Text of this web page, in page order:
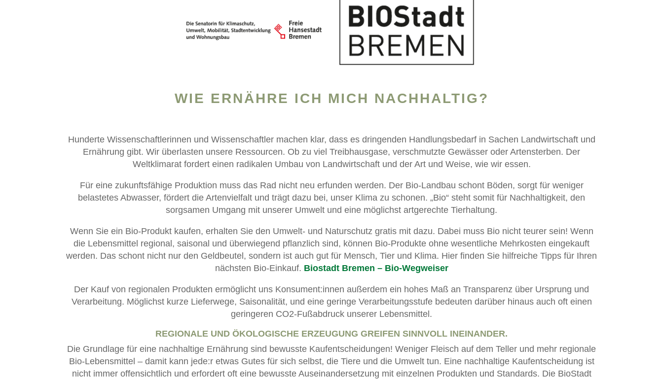
WIE ERNÄHRE ICH MICH NACHHALTIG?
Hunderte Wissenschaftlerinnen und Wissenschaftler machen klar, dass es dringenden Handlungsbedarf in Sachen Landwirtschaft und
Ernährung gibt. Wir überlasten unsere Ressourcen. Ob zu viel Treibhausgase, verschmutzte Gewässer oder Artensterben. Der
Weltklimarat fordert einen radikalen Umbau von Landwirtschaft und der Art und Weise, wie wir essen.
Für eine zukunftsfähige Produktion muss das Rad nicht neu erfunden werden. Der Bio-Landbau schont Böden, sorgt für weniger
belastetes Abwasser, fördert die Artenvielfalt und trägt dazu bei, unser Klima zu schonen. „Bio“ steht somit für Nachhaltigkeit, den
sorgsamen Umgang mit unserer Umwelt und eine möglichst artgerechte Tierhaltung.
Wenn Sie ein Bio-Produkt kaufen, erhalten Sie den Umwelt- und Naturschutz gratis mit dazu. Dabei muss Bio nicht teurer sein! Wenn
die Lebensmittel regional, saisonal und überwiegend pflanzlich sind, können Bio-Produkte ohne wesentliche Mehrkosten eingekauft
werden. Das schont nicht nur den Geldbeutel, sondern ist auch gut für Mensch, Tier und Klima. Hier finden Sie hilfreiche Tipps für Ihren
nächsten Bio-Einkauf. Biostadt Bremen – Bio-Wegweiser
Der Kauf von regionalen Produkten ermöglicht uns Konsument:innen außerdem ein hohes Maß an Transparenz über Ursprung und
Verarbeitung. Möglichst kurze Lieferwege, Saisonalität, und eine geringe Verarbeitungsstufe bedeuten darüber hinaus auch oft einen
geringeren CO2-Fußabdruck unserer Lebensmittel.
REGIONALE UND ÖKOLOGISCHE ERZEUGUNG GREIFEN SINNVOLL INEINANDER.
Die Grundlage für eine nachhaltige Ernährung sind bewusste Kaufentscheidungen! Weniger Fleisch auf dem Teller und mehr regionale
Bio-Lebensmittel – damit kann jede:r etwas Gutes für sich selbst, die Tiere und die Umwelt tun. Eine nachhaltige Kaufentscheidung ist
nicht immer offensichtlich und erfordert oft eine bewusste Auseinandersetzung mit einzelnen Produkten und Standards. Die BioStadt